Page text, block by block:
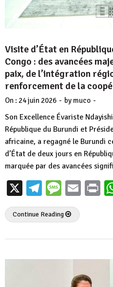
Visite d’État en
Congo : des avancées
paix, de l’intégration
renforcement de la
On : 24 juin 2026 - by muco -
Son Excellence Évariste
République du Burundi et
africaine, a regagné le Burundi
d’État de deux jours en
marquée par des avancées
X Telegram
Continue Reading